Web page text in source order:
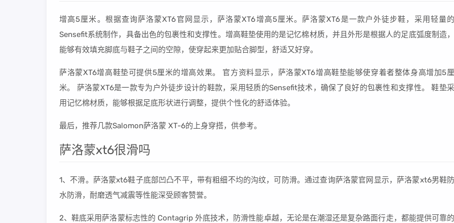
增高5厘米。根据查询萨洛蒙XT6官网显示，萨洛蒙XT6增高5厘米。萨洛蒙XT6是一款户外徒步鞋，采用轻量的
Sensefit系统制作，具备出色的包裹性和支撑性。增高鞋垫使用的是记忆棉材质，并且外形是根据人的足底弧度制造，
能够有效填充脚底与鞋子之间的空隙，使穿起来更加贴合脚型，舒适又好穿。
萨洛蒙XT6增高鞋垫可提供5厘米的增高效果。 官方资料显示，萨洛蒙XT6增高鞋垫能够使穿着者整体身高增加5厘
米。 萨洛蒙XT6是一款专为户外徒步设计的鞋款，采用轻质的Sensefit技术，确保了良好的包裹性和支撑性。 鞋垫采
用记忆棉材质，能够根据足底形状进行调整，提供个性化的舒适体验。
最后，推荐几款Salomon萨洛蒙 XT-6的上身穿搭，供参考。
萨洛蒙xt6很滑吗
1、不滑。萨洛蒙xt6鞋子底部凹凸不平，带有粗细不均的沟纹，可防滑。通过查询萨洛蒙官网显示，萨洛蒙xt6男鞋防
水防滑，耐磨透气减震等性能深受顾客赞誉。
2、鞋底采用萨洛蒙标志性的 Contagrip 外底技术，防滑性能卓越，无论是在潮湿还是复杂路面行走，都能提供可靠的